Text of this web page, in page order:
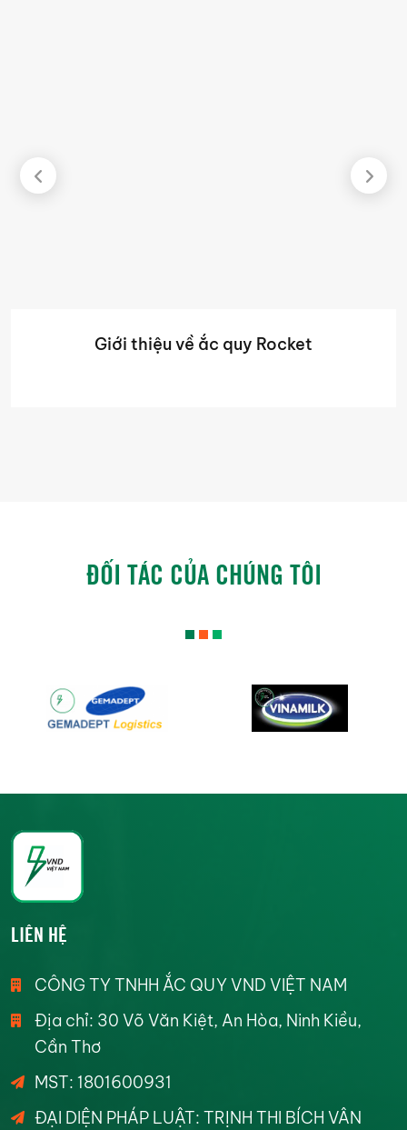
Giới thiệu về ắc quy Rocket
ĐỐI TÁC CỦA CHÚNG TÔI
LIÊN HỆ
CÔNG TY TNHH ẮC QUY VND VIỆT NAM
Địa chỉ: 30 Võ Văn Kiệt, An Hòa, Ninh Kiều,
Cần Thơ
MST: 1801600931
ĐẠI DIỆN PHÁP LUẬT: TRỊNH THI BÍCH VÂN